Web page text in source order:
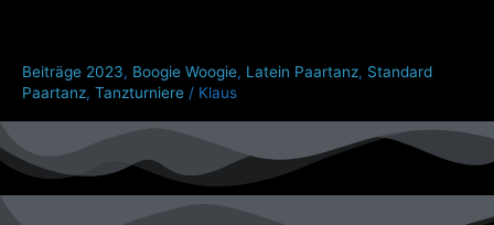
Beiträge 2023, Boogie Woogie, Latein Paartanz, Standard
Paartanz, Tanzturniere / Klaus